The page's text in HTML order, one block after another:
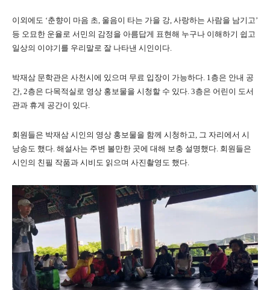
이외에도 ‘춘향이 마음 초, 울음이 타는 가을 강, 사랑하는 사람을 남기고’
등 오묘한 운율로 서민의 감정을 아름답게 표현해 누구나 이해하기 쉽고
일상의 이야기를 우리말로 잘 나타낸 시인이다.
박재삼 문학관은 사천시에 있으며 무료 입장이 가능하다. 1층은 안내 공
간, 2층은 다목적실로 영상 홍보물을 시청할 수 있다. 3층은 어린이 도서
관과 휴게 공간이 있다.
회원들은 박재삼 시인의 영상 홍보물을 함께 시청하고, 그 자리에서 시
낭송도 했다. 해설사는 주변 볼만한 곳에 대해 보충 설명했다. 회원들은
시인의 친필 작품과 시비도 읽으며 사진촬영도 했다.